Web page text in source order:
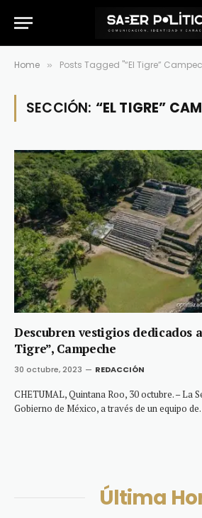
Home » Posts Tagged "“El Tigre”
SECCIÓN: “EL TIGRE”
Descubren vestigios dedicados
Tigre”, Campeche
30 octubre, 2023 REDACCIÓN
CHETUMAL, Quintana Roo, 30 octubre. – La
Gobierno de México, a través de un equipo
Última